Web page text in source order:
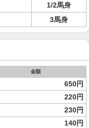
1/2馬身
3馬身
金額
650円
220円
230円
140円